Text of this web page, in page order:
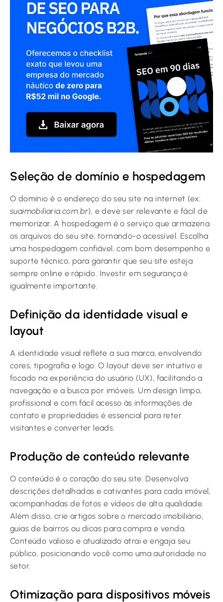
Seleção de domínio e hospedagem
O domínio é o endereço do seu site na internet (ex:
suaimobiliaria.com.br), e deve ser relevante e fácil de
memorizar. A hospedagem é o serviço que armazena
os arquivos do seu site, tornando-o acessível. Escolha
uma hospedagem confiável, com bom desempenho e
suporte técnico, para garantir que seu site esteja
sempre online e rápido. Investir em segurança é
igualmente importante.
Definição da identidade visual e
layout
A identidade visual reflete a sua marca, envolvendo
cores, tipografia e logo. O layout deve ser intuitivo e
focado na experiência do usuário (UX), facilitando a
navegação e a busca por imóveis. Um design limpo,
profissional e com fácil acesso às informações de
contato e propriedades é essencial para reter
visitantes e converter leads.
Produção de conteúdo relevante
O conteúdo é o coração do seu site. Desenvolva
descrições detalhadas e cativantes para cada imóvel,
acompanhadas de fotos e vídeos de alta qualidade.
Além disso, crie artigos sobre o mercado imobiliário,
guias de bairros ou dicas para compra e venda.
Conteúdo valioso e atualizado atrai e engaja seu
público, posicionando você como uma autoridade no
setor.
Otimização para dispositivos móveis